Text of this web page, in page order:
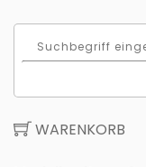
WARENKORB